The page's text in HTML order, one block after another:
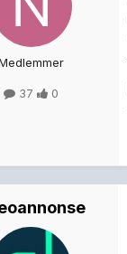
37 0